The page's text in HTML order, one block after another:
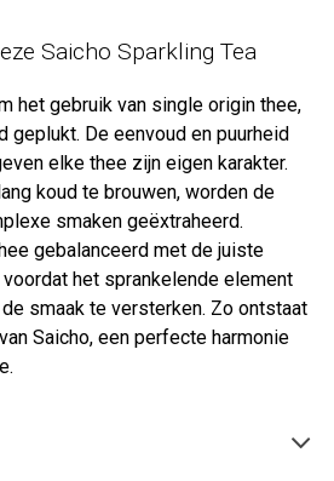
Saicho Sparkling Tea
het gebruik van single origin thee,
geplukt. De eenvoud en puurheid
elke thee zijn eigen karakter.
koud te brouwen, worden de
smaken geëxtraheerd.
gebalanceerd met de juiste
het sprankelende element
smaak te versterken. Zo ontstaat
Saicho, een perfecte harmonie